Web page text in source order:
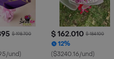
$ 198.700
und)
$ 162.010 $ 184.100
12%
($3240.16/und)